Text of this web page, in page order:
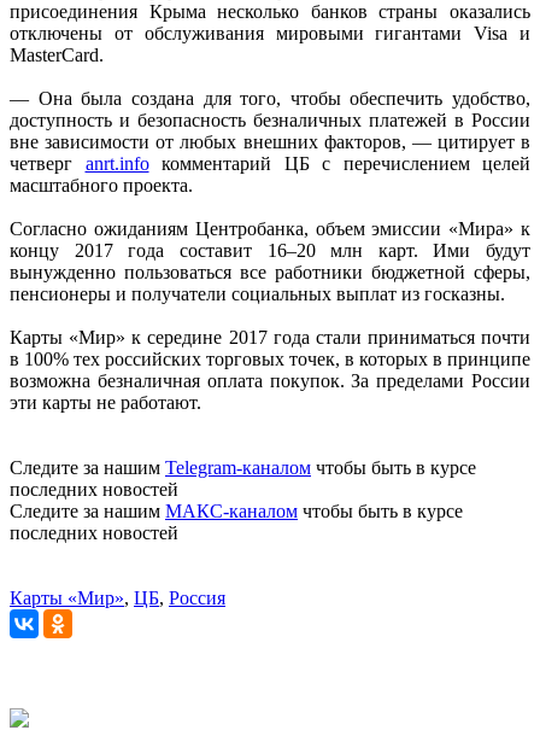
присоединения Крыма несколько банков страны оказались
отключены от обслуживания мировыми гигантами Visa и
MasterCard.
— Она была создана для того, чтобы обеспечить удобство,
доступность и безопасность безналичных платежей в России
вне зависимости от любых внешних факторов, — цитирует в
четверг anrt.infoкомментарий ЦБ с перечислением целей
масштабного проекта.
Согласно ожиданиям Центробанка, объем эмиссии «Мира» к
концу 2017 года составит 16–20 млн карт. Ими будут
вынужденно пользоваться все работники бюджетной сферы,
пенсионеры и получатели социальных выплат из госказны.
Карты «Мир» к середине 2017 года стали приниматься почти
в 100% тех российских торговых точек, в которых в принципе
возможна безналичная оплата покупок. За пределами России
эти карты не работают.
Следите за нашим Telegram-каналом чтобы быть в курсе
последних новостей
Следите за нашим МАКС-каналом чтобы быть в курсе
последних новостей
Карты «Мир», ЦБ, Россия